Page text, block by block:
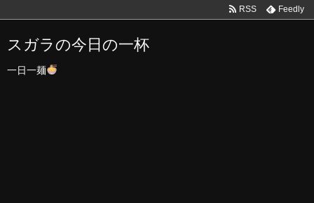
スガラの今日の一杯
一日一麺
RSS Feedly